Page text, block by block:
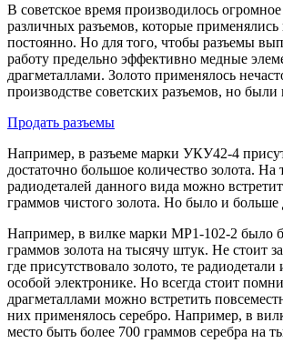
В советское время производилось
различных разъемов, которые применялись
постоянно. Но для того, чтобы разъемы
работу предельно эффективно медные
драгметаллами. Золото применялось
производстве советских разъемов, но
Продать разъемы
Например, в разъеме марки УКУ42-4
достаточно большое количество золота.
радиодеталей данного вида можно
граммов чистого золота. Но было и больше
Например, в вилке марки МР1-102-2 было
граммов золота на тысячу штук. Не стоит
где присутствовало золото, те радиодетали
особой электронике. Но всегда стоит
драгметаллами можно встретить
них применялось серебро. Например, в
место быть более 700 граммов серебра на